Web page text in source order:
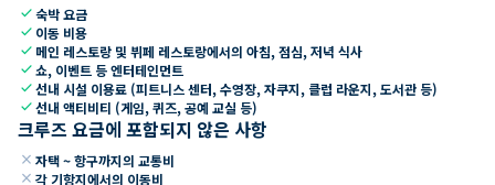
check숙박 요금
check 이동 비용
check 메인 레스토랑 및 뷔페 레스토랑에서의 아침, 점심, 저녁 식사
check쇼, 이벤트 등 엔터테인먼트
check선내 시설 이용료 (피트니스 센터, 수영장, 자쿠지, 클럽 라운지, 도서관 등)
check선내 액티비티 (게임, 퀴즈, 공예 교실 등)
크루즈 요금에 포함되지 않은 사항
close 자택 ~ 항구까지의 교통비
close 각 기항지에서의 이동비